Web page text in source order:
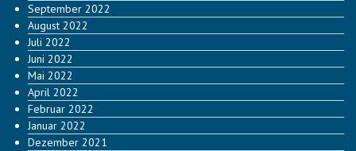
September 2022
August 2022
Juli 2022
Juni 2022
Mai 2022
April 2022
Februar 2022
Januar 2022
Dezember 2021